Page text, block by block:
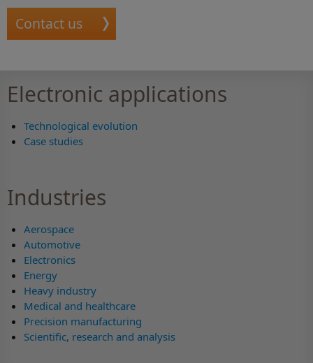
Contact us
Electronic applications
Technological evolution
Case studies
Industries
Aerospace
Automotive
Electronics
Energy
Heavy industry
Medical and healthcare
Precision manufacturing
Scientific, research and analysis